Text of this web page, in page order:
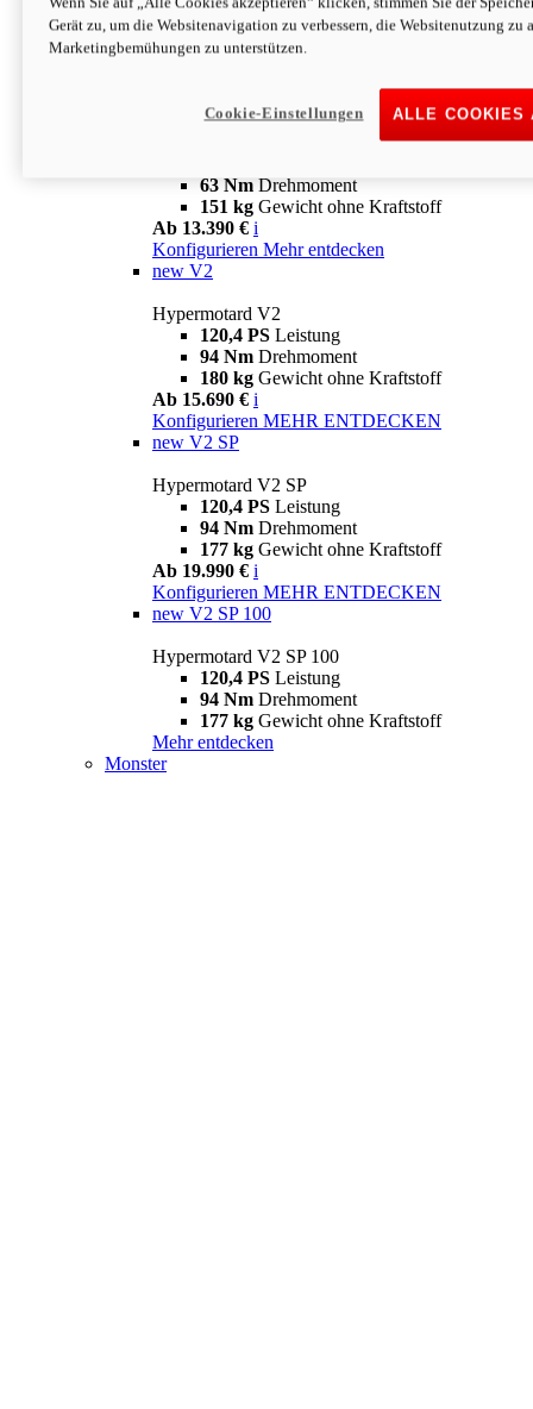
63 NmDrehmoment
151 kgGewicht ohne Kraftstoff
Ab 13.890 € i
63 Nm Drehmoment
151 kg Gewicht ohne Kraftstoff
Ab 13.390 € i
Konfigurieren Mehr entdecken
new V2
Hypermotard V2
120,4 PS Leistung
94 Nm Drehmoment
180 kg Gewicht ohne Kraftstoff
Ab 15.690 € i
Konfigurieren MEHR ENTDECKEN
new V2 SP
Hypermotard V2 SP
120,4 PS Leistung
94 Nm Drehmoment
177 kg Gewicht ohne Kraftstoff
Ab 19.990 € i
Konfigurieren MEHR ENTDECKEN
new V2 SP 100
Hypermotard V2 SP 100
120,4 PS Leistung
94 Nm Drehmoment
177 kg Gewicht ohne Kraftstoff
Mehr entdecken
Monster
Gerät zu, um die Websitenavigation zu verbessern, die Websitenutzung zu
Marketingbemühungen zu unterstützen.
ALLE COOKIES
Cookie-Einstellungen